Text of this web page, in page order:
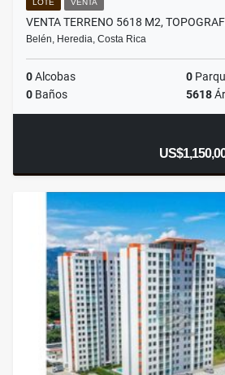
LOTE VENTA
VENTA TERRENO 5618 M2,
Belén, Heredia, Costa Rica
0Alcobas 0
0 Baños 5618